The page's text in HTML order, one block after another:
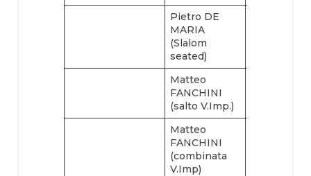
Pietro DE
MARIA
(Slalom
seated)
Matteo
FANCHINI
(salto V.Imp.)
Matteo
FANCHINI
(combinata
V.Imp)